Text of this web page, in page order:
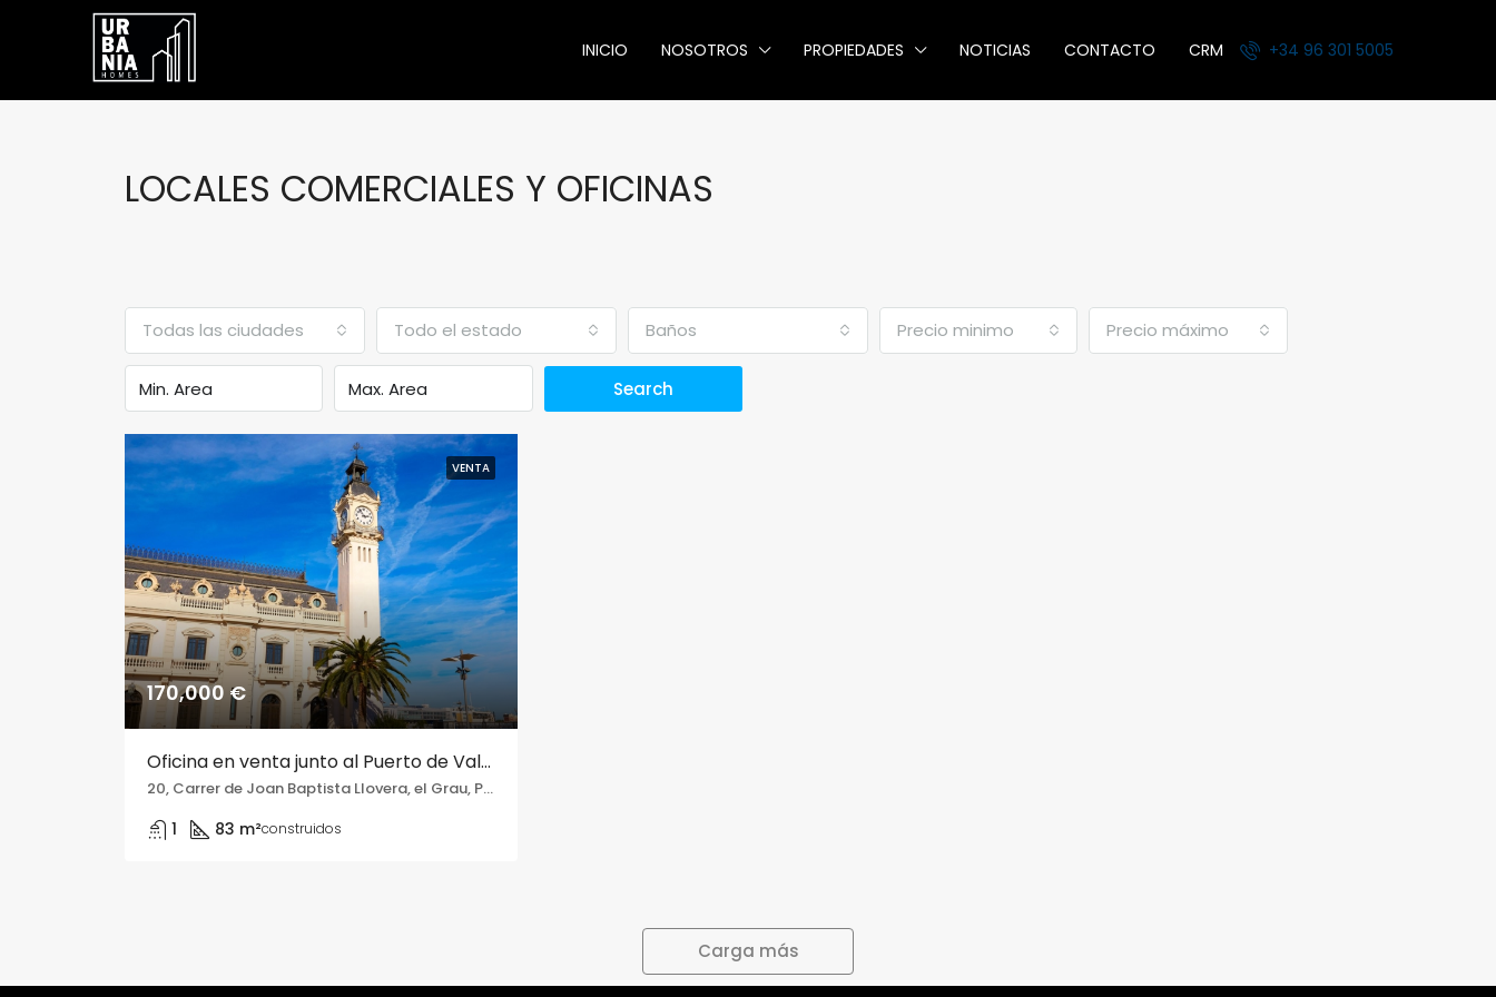
INICIO NOSOTROS PROPIEDADES NOTICIAS CONTACTO CRM +34 96 301 5005
LOCALES COMERCIALES Y OFICINAS
Todas las ciudades Todo el estado Baños Precio minimo Precio máximo
Search
VENTA
170,000 €
Oficina en venta junto al Puerto de Valencia
20, Carrer de Joan Baptista Llovera, el Grau, Poblats Marítims, València, Comarca de València, València / Valencia, Comunitat Valenciana, 46024, España
1 83 m²construidos
Carga más